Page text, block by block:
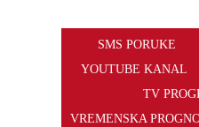
SMS PORUKE
YOUTUBE KANAL
TV
VREMENSKA